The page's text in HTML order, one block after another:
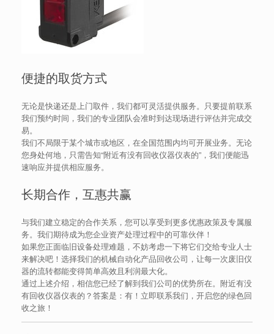
便捷的取货方式
无论是快递还是上门取件，我们都可灵活提供服务。只要提前联系
我们预约时间，我们的专业团队会准时到达现场进行评估并完成交
易。
我们不局限于某个城市或地区，在全国范围内均可开展业务。无论
您身处何地，只需告知“附近有没有回收仪器仪表的”，我们便能迅
速响应并提供相应服务。
长期合作，互惠共赢
与我们建立稳定的合作关系，您可以享受到更多优惠政策及专属服
务。我们期待成为您企业资产处理过程中的可靠伙伴！
如果您正面临旧设备处理难题，不妨考虑一下将它们交给专业人士
来解决吧！选择我们的机械自动化产品回收公司，让每一次废旧仪
器的流转都能变得简单高效且利润最大化。
通过上述介绍，相信您已经了解到我们公司的优势所在。附近有没
有回收仪器仪表的？答案是：有！立即联系我们，开启您的绿色回
收之旅！